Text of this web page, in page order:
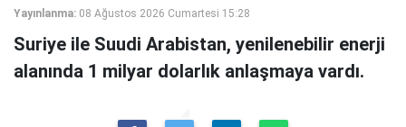
Yayınlanma: 08 Ağustos 2026 Cumartesi 15:28
Suriye ile Suudi Arabistan, yenilenebilir enerji
alanında 1 milyar dolarlık anlaşmaya vardı.